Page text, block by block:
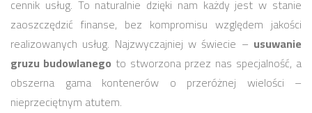
cennik usług. To naturalnie dzięki nam każdy jest w stanie
zaoszczędzić finanse, bez kompromisu względem jakości
realizowanych usług. Najzwyczajniej w świecie – usuwanie
gruzu budowlanego to stworzona przez nas specjalność, a
obszerna gama kontenerów o przeróżnej wielości –
nieprzeciętnym atutem.